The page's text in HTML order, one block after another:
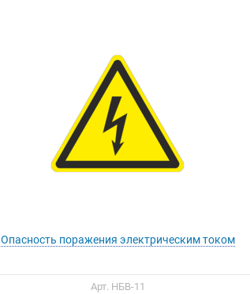
Опасность поражения электрическим током
Арт. НБВ-11